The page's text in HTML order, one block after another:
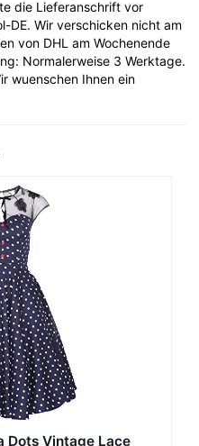
die Lieferanschrift vor
DE. Wir verschicken nicht am
von DHL am Wochenende
Normalerweise 3 Werktage.
Ihnen ein
Dots Vintage Lace